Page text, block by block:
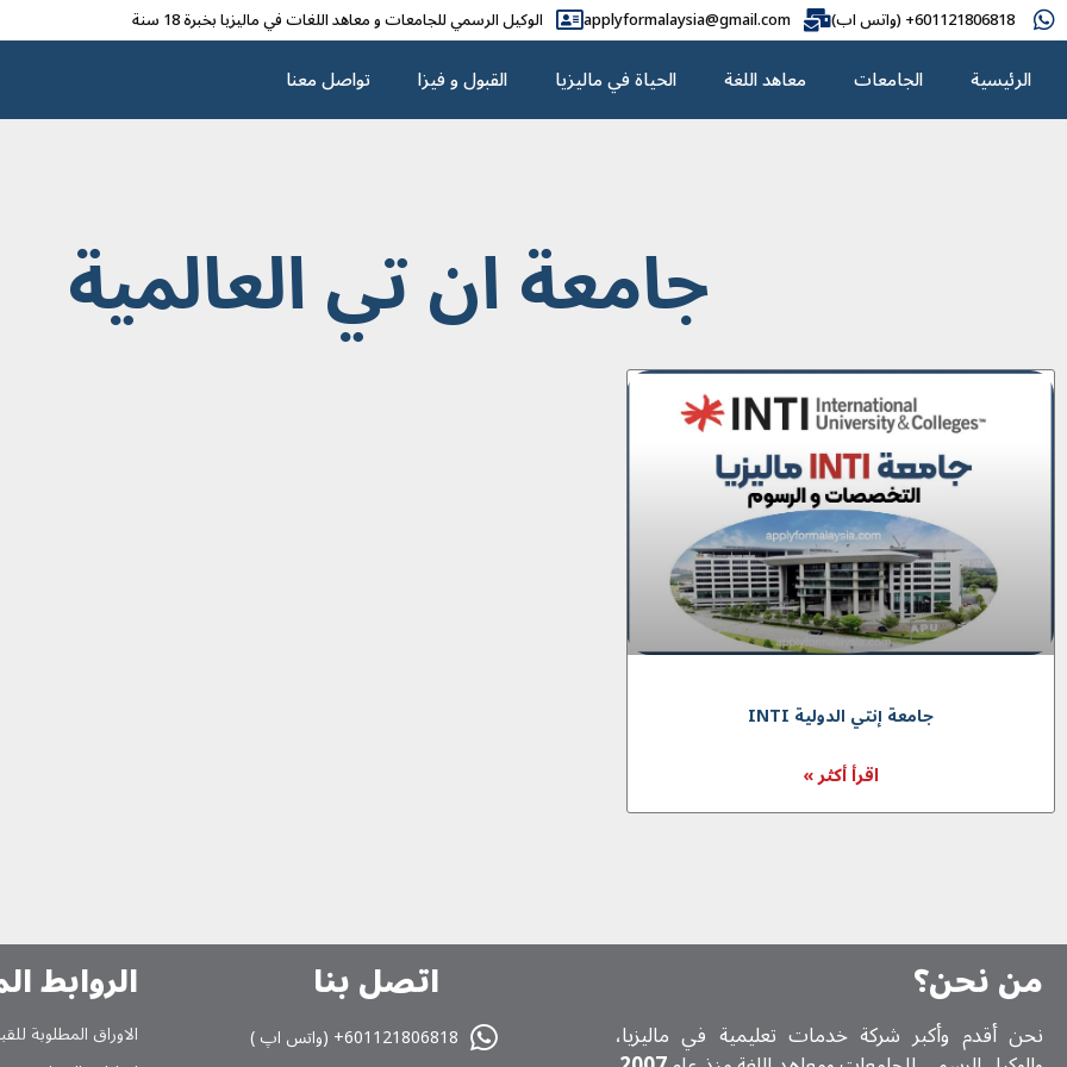
601121806818+ (واتس اب) applyformalaysia@gmail.com الوکیل الرسمي للجامعات و معاهد اللغات في مالیزیا بخبرة 18 سنة
الرئيسية الجامعات معاهد اللغة الحياة في ماليزيا القبول و فیزا تواصل معنا
جامعة ان تي العالمية
جامعة إنتي الدولية INTI
اقرأ أكثر »
من نحن؟
نحن أقدم وأكبر شركة خدمات تعلیمیة في ماليزيا،
اتصل بنا
601121806818+ (واتس اپ )
الروابط
الاوراق المطلوبة